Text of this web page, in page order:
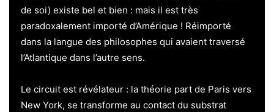
de soi) existe bel et bien : mais il est très
paradoxalement importé d’Amérique ! Réimporté
dans la langue des philosophes qui avaient traversé
l’Atlantique dans l’autre sens.
Le circuit est révélateur : la théorie part de Paris vers
New York, se transforme au contact du substrat